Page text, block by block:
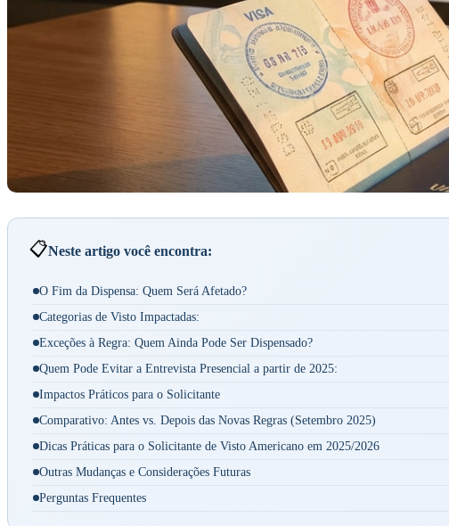
📋Neste artigo você encontra:
O Fim da Dispensa: Quem Será Afetado?
Categorias de Visto Impactadas:
Exceções à Regra: Quem Ainda Pode Ser Dispensado?
Quem Pode Evitar a Entrevista Presencial a partir de 2025:
Impactos Práticos para o Solicitante
Comparativo: Antes vs. Depois das Novas Regras (Setembro 2025)
Dicas Práticas para o Solicitante de Visto Americano em 2025/2026
Outras Mudanças e Considerações Futuras
Perguntas Frequentes